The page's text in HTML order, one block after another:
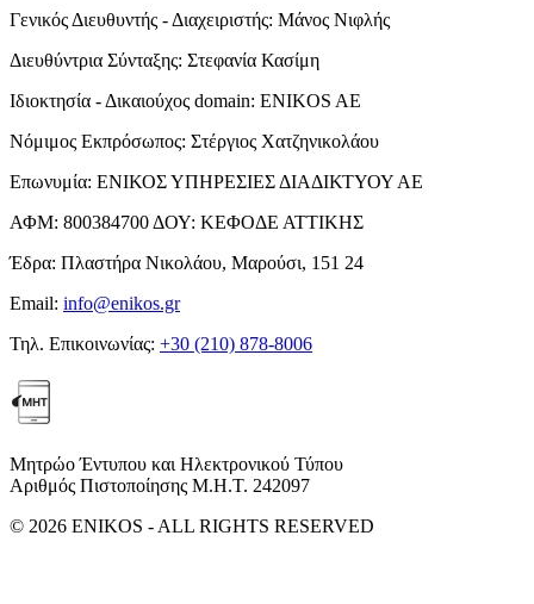
Γενικός Διευθυντής - Διαχειριστής: Μάνος Νιφλής
Διευθύντρια Σύνταξης: Στεφανία Κασίμη
Ιδιοκτησία - Δικαιούχος domain: ENIKOS AE
Νόμιμος Εκπρόσωπος: Στέργιος Χατζηνικολάου
Επωνυμία: ΕΝΙΚΟΣ ΥΠΗΡΕΣΙΕΣ ΔΙΑΔΙΚΤΥΟΥ ΑΕ
ΑΦΜ: 800384700 ΔΟΥ: ΚΕΦΟΔΕ ΑΤΤΙΚΗΣ
Έδρα: Πλαστήρα Νικολάου, Μαρούσι, 151 24
Email: info@enikos.gr
Τηλ. Επικοινωνίας: +30 (210) 878-8006
Μητρώο Έντυπου και Ηλεκτρονικού Τύπου
Αριθμός Πιστοποίησης Μ.Η.Τ. 242097
© 2026 ENIKOS - ALL RIGHTS RESERVED